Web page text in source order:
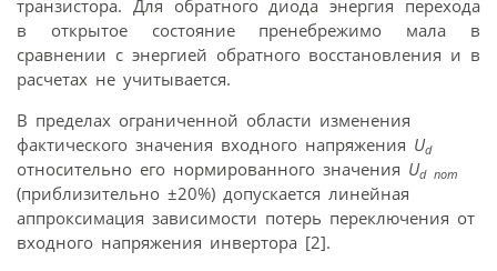
транзистора. Для обратного диода энергия перехода
в открытое состояние пренебрежимо мала в
сравнении с энергией обратного восстановления и в
расчетах не учитывается.
В пределах ограниченной области изменения
фактического значения входного напряжения Ud
относительно его нормированного значения Ud nom
(приблизительно ±20%) допускается линейная
аппроксимация зависимости потерь переключения от
входного напряжения инвертора [2].